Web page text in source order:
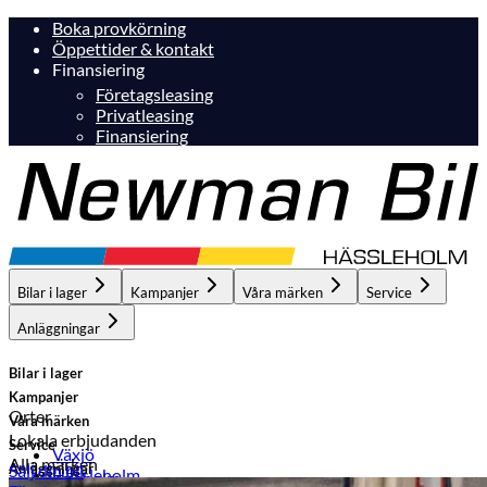
Boka provkörning
Öppettider & kontakt
Finansiering
Företagsleasing
Privatleasing
Finansiering
Bilar i lager Kampanjer Våra märken Service
Anläggningar
Bilar i lager
Orter
Växjö
Hässleholm
Kampanjer
Lokala erbjudanden
Hässleholm
Våra märken
Alla märken
Service
Anläggningar
Sälj din bil